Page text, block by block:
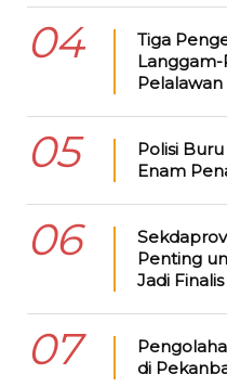
04
Tiga
Pelalawan
05
Polisi
Enam
06
Penting
Jadi
07
di